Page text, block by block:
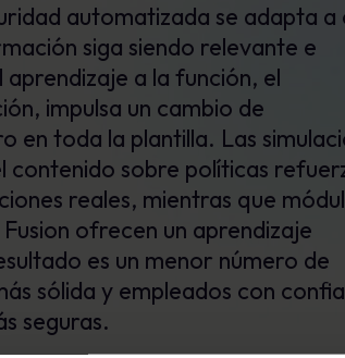
automatizada se adapta a
siga siendo relevante e
a la función, el
impulsa un cambio de
en toda la plantilla. Las
contenido sobre políticas
reales, mientras que
ofrecen un aprendizaje
es un menor número de
sólida y empleados con
seguras.